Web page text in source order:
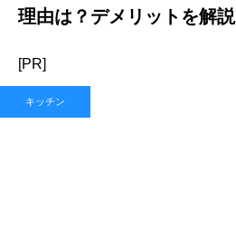
理由は？デメリットを解説
[PR]
キッチン